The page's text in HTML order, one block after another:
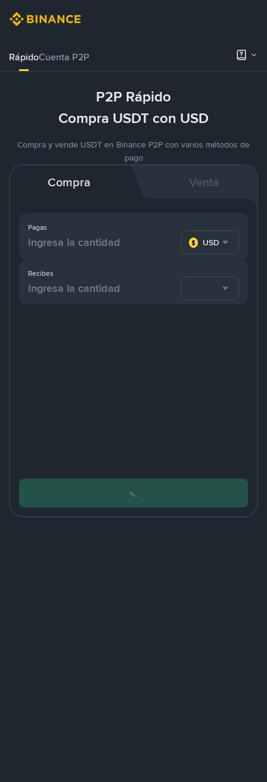
RápidoCuenta P2P
P2P Rápido
Compra USDT con USD
Compra y vende USDT en Binance P2P con varios métodos de
pago
Compra Venta
Pagas
USD
Recibes